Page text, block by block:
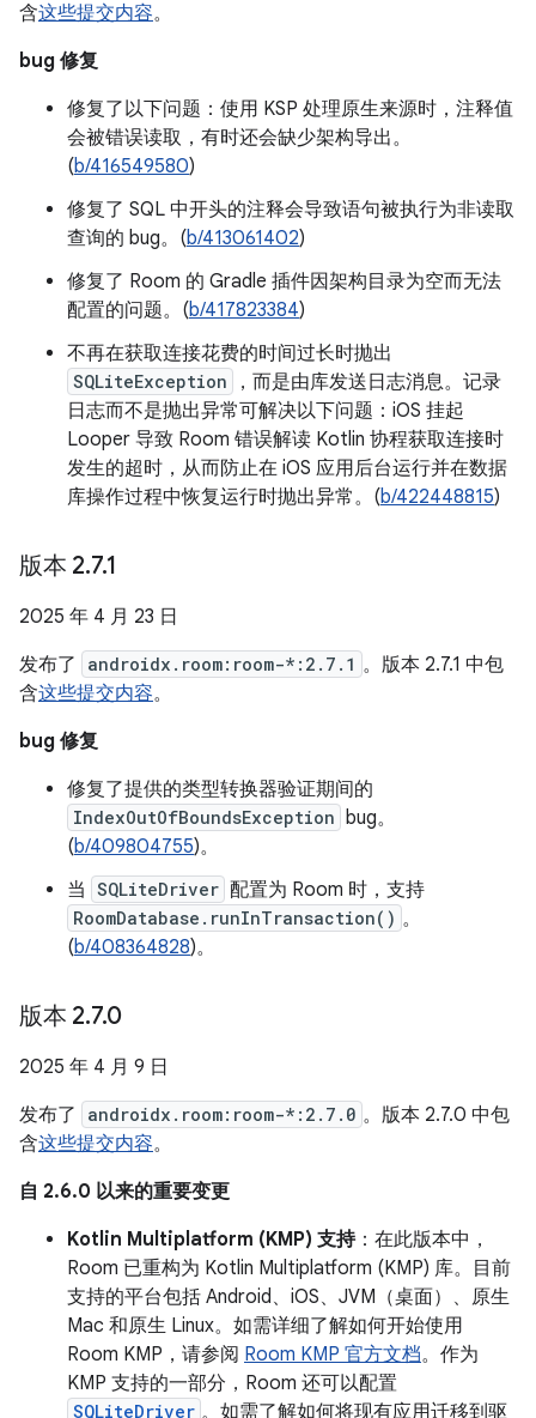
含这些提交内容。
bug 修复
修复了以下问题：使用 KSP 处理原生来源时，注释值
会被错误读取，有时还会缺少架构导出。
(b/416549580)
修复了 SQL 中开头的注释会导致语句被执行为非读取
查询的 bug。(b/413061402)
修复了 Room 的 Gradle 插件因架构目录为空而无法
配置的问题。(b/417823384)
不再在获取连接花费的时间过长时抛出
SQLiteException
，而是由库发送日志消息。记录
日志而不是抛出异常可解决以下问题：iOS 挂起
Looper 导致 Room 错误解读 Kotlin 协程获取连接时
发生的超时，从而防止在 iOS 应用后台运行并在数据
库操作过程中恢复运行时抛出异常。(b/422448815)
版本 2.7.1
2025 年 4 月 23 日
发布了
androidx.room:room-*:2.7.1 。版本 2.7.1 中包
含这些提交内容。
bug 修复
修复了提供的类型转换器验证期间的
IndexOutOfBoundsException bug。
(b/409804755)。
当 SQLiteDriver 配置为 Room 时，支持
RoomDatabase.runInTransaction() 。
(b/408364828)。
版本 2.7.0
2025 年 4 月 9 日
发布了
androidx.room:room-*:2.7.0 。版本 2.7.0 中包
含这些提交内容。
自 2.6.0 以来的重要变更
Kotlin Multiplatform (KMP) 支持：在此版本中，
Room 已重构为 Kotlin Multiplatform (KMP) 库。目前
支持的平台包括 Android、iOS、JVM（桌面）、原生
Mac 和原生 Linux。如需详细了解如何开始使用
Room KMP，请参阅 Room KMP 官方文档。作为
KMP 支持的一部分，Room 还可以配置
SQLiteDriver 。如需了解如何将现有应用迁移到驱